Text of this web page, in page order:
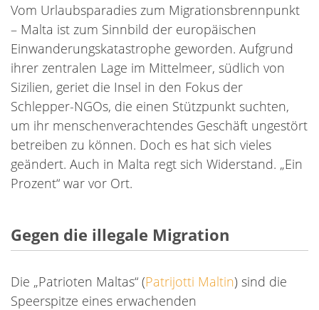
Vom Urlaubsparadies zum Migrationsbrennpunkt
– Malta ist zum Sinnbild der europäischen
Einwanderungskatastrophe geworden. Aufgrund
ihrer zentralen Lage im Mittelmeer, südlich von
Sizilien, geriet die Insel in den Fokus der
Schlepper-NGOs, die einen Stützpunkt suchten,
um ihr menschenverachtendes Geschäft ungestört
betreiben zu können. Doch es hat sich vieles
geändert. Auch in Malta regt sich Widerstand. „Ein
Prozent“ war vor Ort.
Gegen die illegale Migration
Die „Patrioten Maltas“ (Patrijotti Maltin) sind die
Speerspitze eines erwachenden